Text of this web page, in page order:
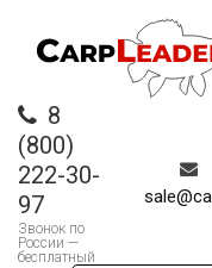
8
(800)
222-30-
97
Звонок по
России —
бесплатный